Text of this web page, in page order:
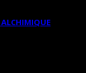
ALCHIMIQUE